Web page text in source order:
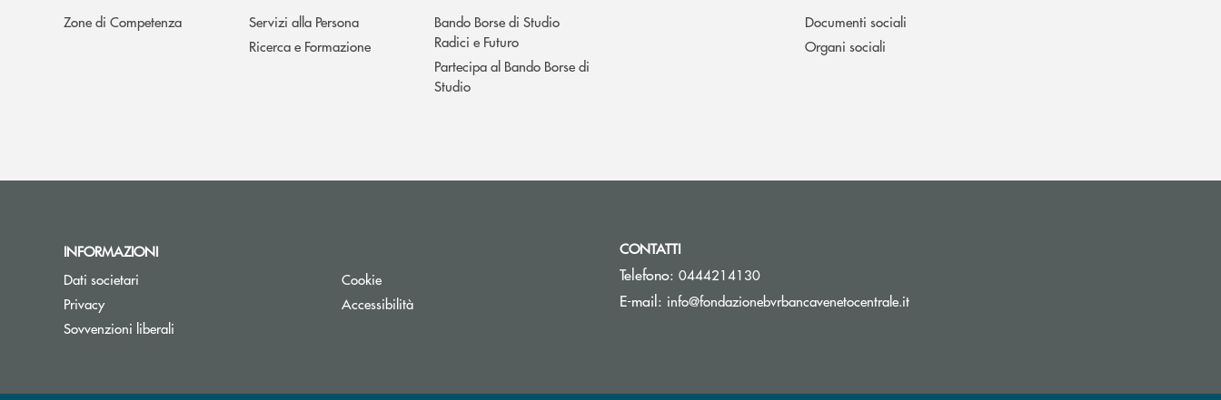
Zone di Competenza
Servizi alla Persona
Ricerca e Formazione
Bando Borse di Studio
Radici e Futuro
Partecipa al Bando Borse di
Studio
Documenti sociali
Organi sociali
INFORMAZIONI
Dati societari
Privacy
Sovvenzioni liberali
Cookie
Accessibilità
CONTATTI
Telefono: 0444214130
E-mail: info@fondazionebvrbancavenetocentrale.it(si apre l’app di posta elettronica)